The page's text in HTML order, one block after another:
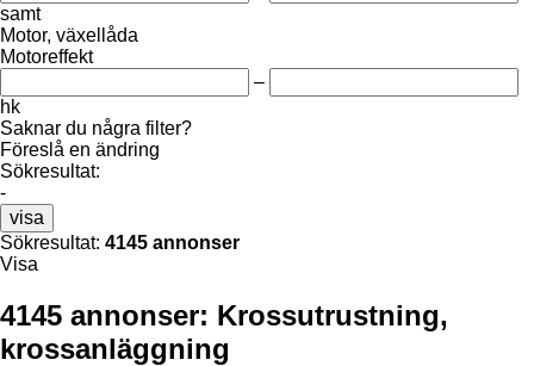
samt
Motor, växellåda
Motoreffekt
–
hk
Saknar du några filter?
Föreslå en ändring
Sökresultat:
-
visa
Sökresultat: 4145 annonser
Visa
4145 annonser: Krossutrustning,
krossanläggning